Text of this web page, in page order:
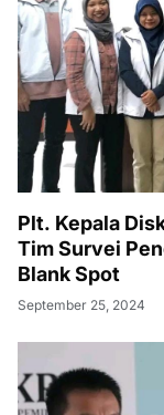
Plt. Kepala
Tim Survei
Blank Spot
September 25, 2024